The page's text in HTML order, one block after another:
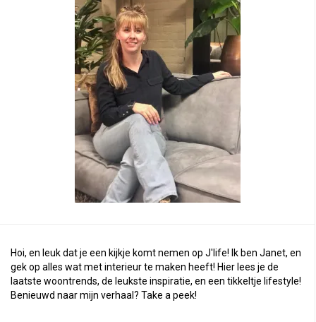
Hoi, en leuk dat je een kijkje komt nemen op J'life! Ik ben Janet, en
gek op alles wat met interieur te maken heeft! Hier lees je de
laatste woontrends, de leukste inspiratie, en een tikkeltje lifestyle!
Benieuwd naar mijn verhaal? Take a peek!